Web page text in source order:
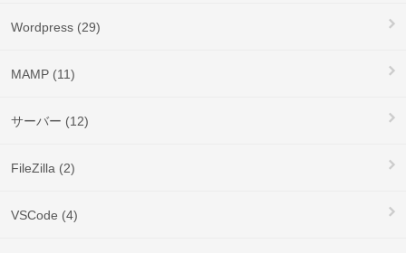
Wordpress (29)
MAMP (11)
サーバー (12)
FileZilla (2)
VSCode (4)